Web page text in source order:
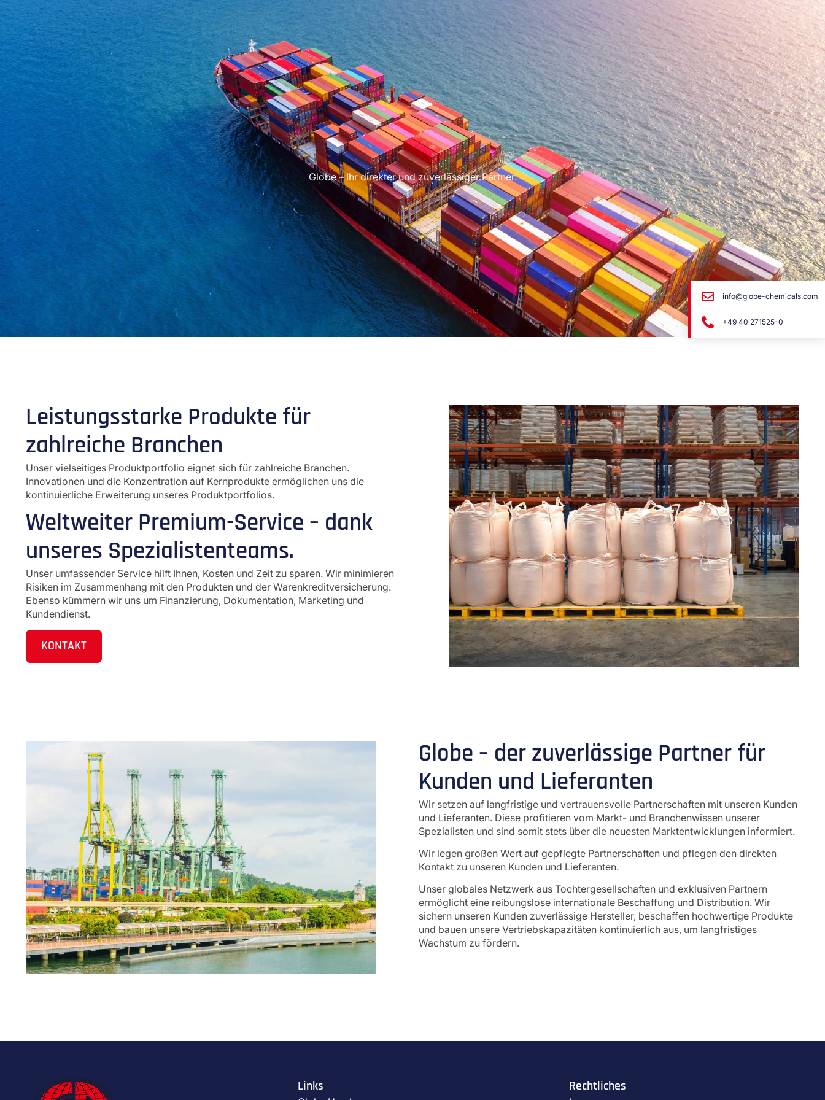
Globe – Ihr direkter und zuverlässiger Partner.
Leistungsstarke Produkte für
zahlreiche Branchen
Unser vielseitiges Produktportfolio eignet sich für zahlreiche Branchen.
Innovationen und die Konzentration auf Kernprodukte ermöglichen uns die
kontinuierliche Erweiterung unseres Produktportfolios.
Weltweiter Premium-Service – dank
unseres Spezialistenteams.
Unser umfassender Service hilft Ihnen, Kosten und Zeit zu sparen. Wir minimieren
Risiken im Zusammenhang mit den Produkten und der Warenkreditversicherung.
Ebenso kümmern wir uns um Finanzierung, Dokumentation, Marketing und
Kundendienst.
KONTAKT
Globe – der zuverlässige Partner für
Kunden und Lieferanten
Wir setzen auf langfristige und vertrauensvolle Partnerschaften mit unseren Kunden
und Lieferanten. Diese profitieren vom Markt- und Branchenwissen unserer
Spezialisten und sind somit stets über die neuesten Marktentwicklungen informiert.
Wir legen großen Wert auf gepflegte Partnerschaften und pflegen den direkten
Kontakt zu unseren Kunden und Lieferanten.
Unser globales Netzwerk aus Tochtergesellschaften und exklusiven Partnern
ermöglicht eine reibungslose internationale Beschaffung und Distribution. Wir
sichern unseren Kunden zuverlässige Hersteller, beschaffen hochwertige Produkte
und bauen unsere Vertriebskapazitäten kontinuierlich aus, um langfristiges
Wachstum zu fördern.
info@globe-chemicals.com
+49 40 271525-0
Links
Rechtliches